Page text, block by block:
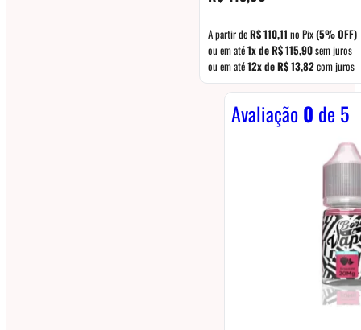
A partir deR$110,11 no Pix(5% OFF)
ou em até1x deR$115,90sem juros
ou em até12x deR$13,82com juros
Avaliação0 de 5